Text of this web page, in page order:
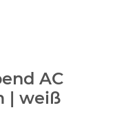
AC
| weiß